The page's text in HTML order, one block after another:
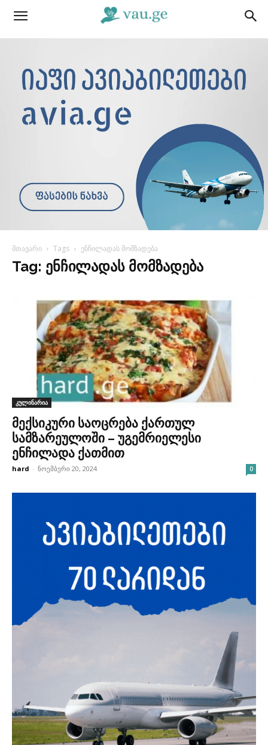
მთავარი Tags ენჩილადას მომზადება
Tag: ენჩილადას მომზადება
კულინარია
მექსიკური საოცრება ქართულ
სამზარეულოში – უგემრიელესი
ენჩილადა ქათმით
hard - ნოემბერი 20, 2024 0